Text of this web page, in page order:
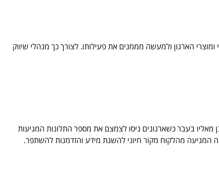
הארגון ולמעשה מממנים את פעילותו. לצורך כך מנהלי שיווק
מאליו בעבר כשארגונים ניסו לצמצם את מספר התלונות המגיעות
המגיעה מהלקוח מקור חיוני להשגת מידע והזדמנות להשתפר.